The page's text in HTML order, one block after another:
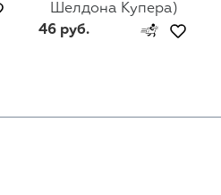
Шелдона Купера)
46 руб.